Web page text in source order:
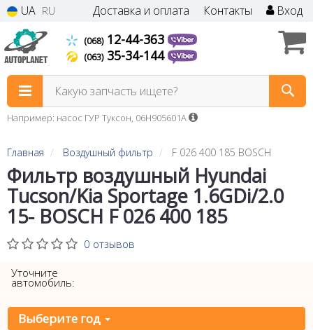
UA RU Доставка и оплата Контакты Вход
(068)12-44-363
(063)35-34-144
Какую запчасть ищете?
Например: насос ГУР Туксон, 06H905601A
Главная Воздушный фильтр F 026 400 185 BOSCH
Фильтр воздушный Hyundai
Tucson/Kia Sportage 1.6GDi/2.0
15- BOSCH F 026 400 185
0 отзывов
Уточните
автомобиль:
Выберите год